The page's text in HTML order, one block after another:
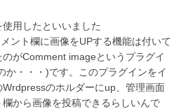
用したといいました
ント欄に画像をUPする機能は付いて
がComment imageというプラグイ
か・・・)です。このプラグインをイ
のホルダーにup、管理画面
から画像を投稿できるらしいんで